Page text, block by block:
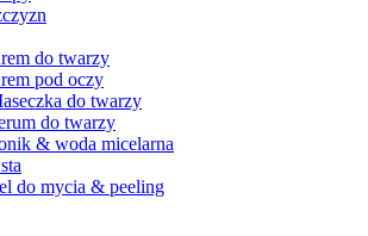
do twarzy
pod oczy
do twarzy
do twarzy
& woda micelarna
do mycia & peeling